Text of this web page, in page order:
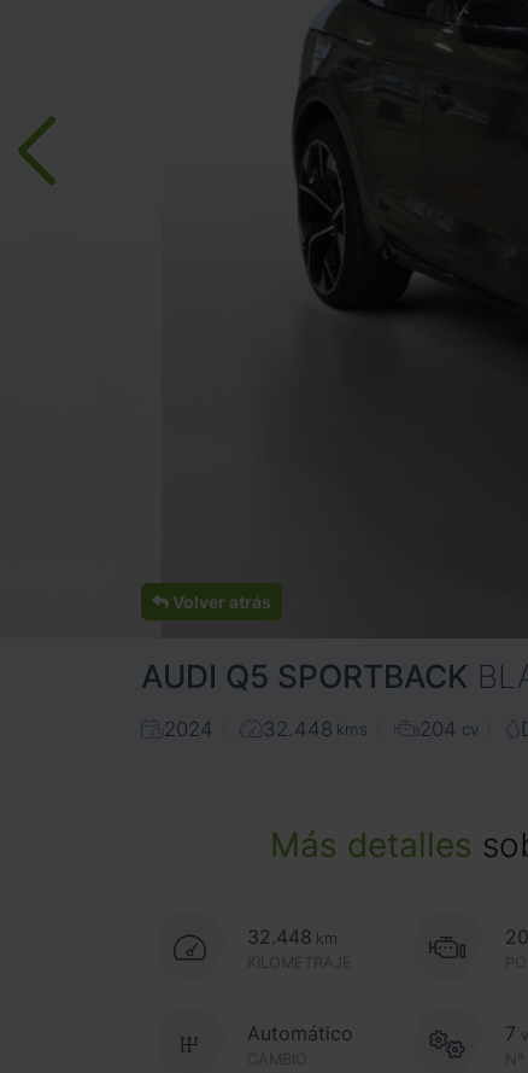
Volver atrás
AUDI Q5 SPORTBACK
2024 32.448 kms 204 cv
Más detalles
32.448 km
KILOMETRAJE
CAMBIO
Automático 7